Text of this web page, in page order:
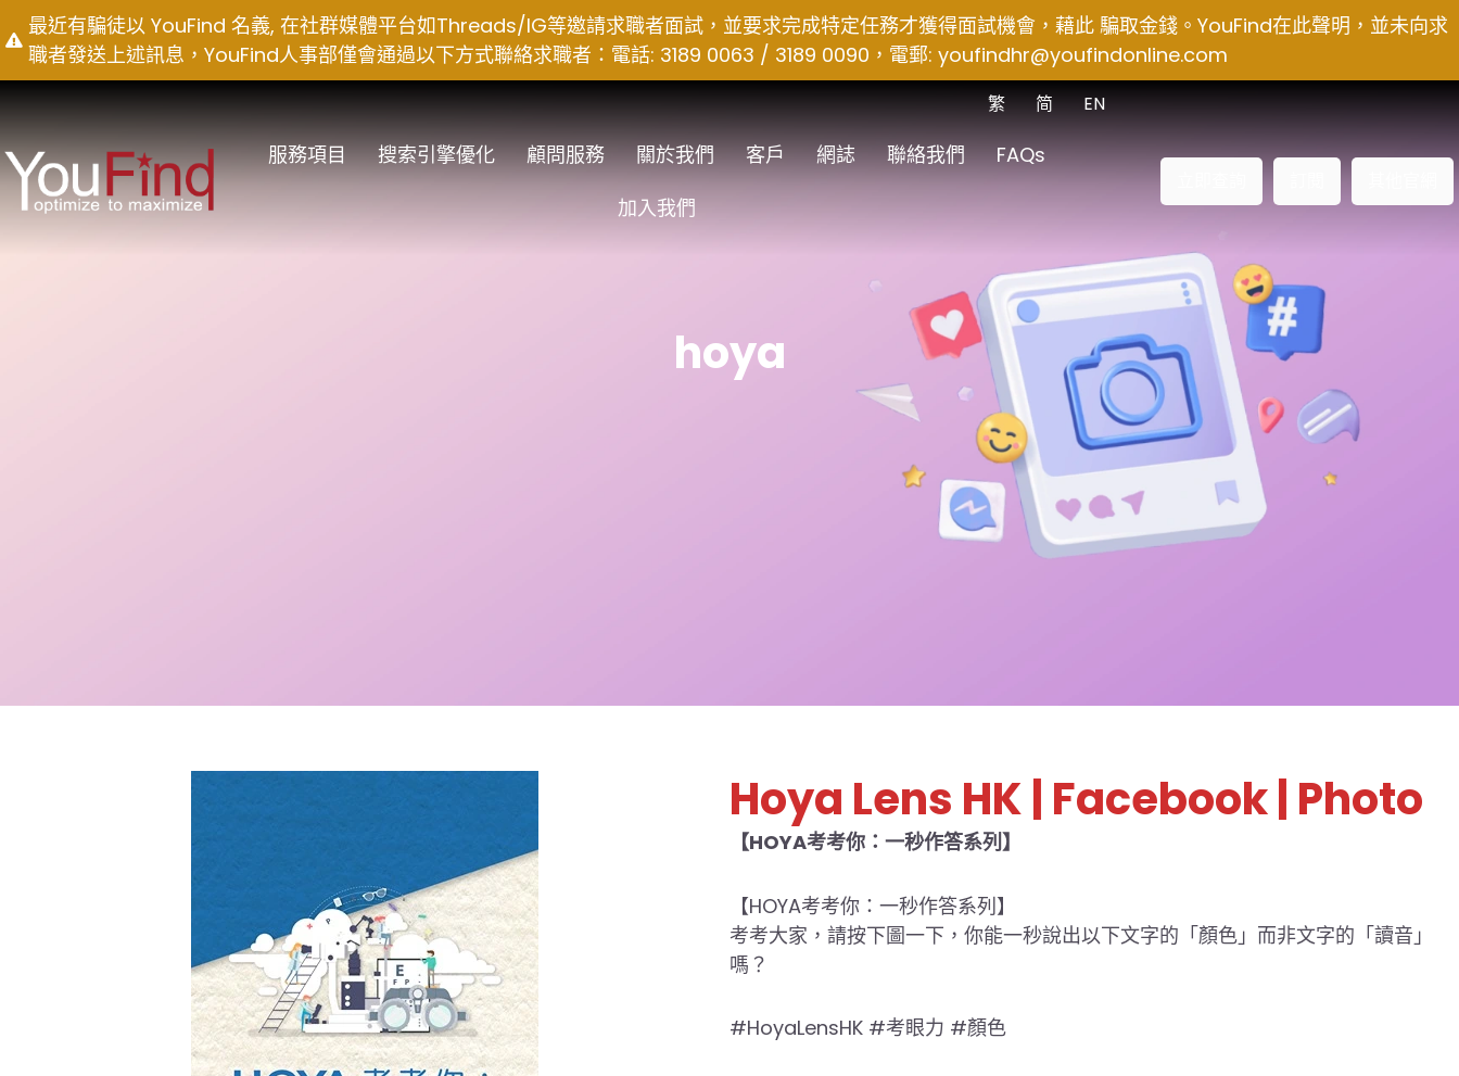
to
最近有騙徒以 YouFind 名義, 在社群媒體平台如Threads/IG等邀請求職者面試，並要求完成特定任務才獲得面試機會，藉此 騙取金錢。YouFind在此聲明，並未向求
職者發送上述訊息，YouFind人事部僅會通過以下方式聯絡求職者：電話: 3189 0063 / 3189 0090，電郵: youfindhr@youfindonline.com
EN
简
繁
服務項目 搜索引擎優化 顧問服務 關於我們 客戶 網誌 聯絡我們
FAQs
加入我們
hoya
Hoya Lens HK| Facebook | Photo
【HOYA考考你：一秒作答系列】
【HOYA考考你：一秒作答系列】
考考大家，請按下圖一下，你能一秒說出以下文字的「顏色」而非文字的「讀音」
嗎？
#HoyaLensHK #考眼力 #顏色